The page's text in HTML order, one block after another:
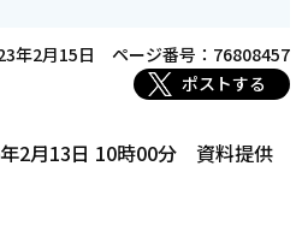
年2月15日
ページ番号：76808457
ポストする
2月13日 10時00分 資料提供